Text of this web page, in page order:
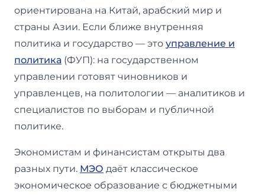
ориентирована на Китай, арабский мир и
страны Азии. Если ближе внутренняя
политика и государство — это управление и
политика (ФУП): на государственном
управлении готовят чиновников и
управленцев, на политологии — аналитиков и
специалистов по выборам и публичной
политике.
Экономистам и финансистам открыты два
разных пути. МЭО даёт классическое
экономическое образование с бюджетными